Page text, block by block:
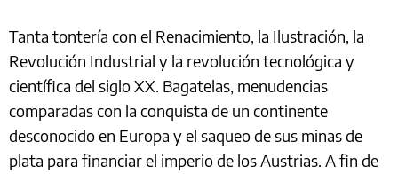
Tanta tontería con el Renacimiento, la Ilustración, la
Revolución Industrial y la revolución tecnológica y
científica del siglo XX. Bagatelas, menudencias
comparadas con la conquista de un continente
desconocido en Europa y el saqueo de sus minas de
plata para financiar el imperio de los Austrias. A fin de